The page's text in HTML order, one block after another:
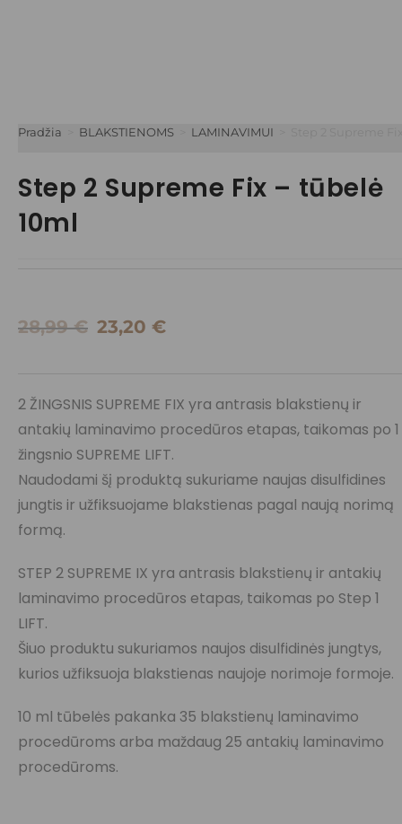
Pradžia BLAKSTIENOMS LAMINAVIMUI
Step 2 Supreme Fix – tūbelė
10ml
28,99€ 23,20 €
2 ŽINGSNIS SUPREME FIX yra antrasis blakstienų ir
antakių laminavimo procedūros etapas, taikomas po 1
žingsnio SUPREME LIFT.
Naudodami šį produktą sukuriame naujas disulfidines
jungtis ir užfiksuojame blakstienas pagal naują norimą
formą.
STEP 2 SUPREME IX yra antrasis blakstienų ir antakių
laminavimo procedūros etapas, taikomas po Step 1
LIFT.
Šiuo produktu sukuriamos naujos disulfidinės jungtys,
kurios užfiksuoja blakstienas naujoje norimoje formoje.
10 ml tūbelės pakanka 35 blakstienų laminavimo
procedūroms arba maždaug 25 antakių laminavimo
procedūroms.